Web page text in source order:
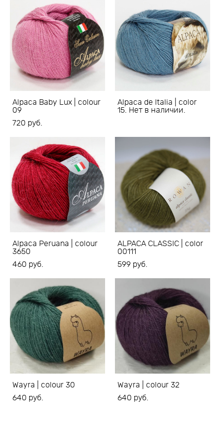
Alpaca Baby Lux | colour
09
720 pуб.
Alpaca de Italia | color
15. Нет в наличии.
Alpaca Peruana | colour
3650
460 pуб.
ALPACA CLASSIC | color
00111
599 pуб.
Wayra | colour 30
640 pуб.
Wayra | colour 32
640 pуб.